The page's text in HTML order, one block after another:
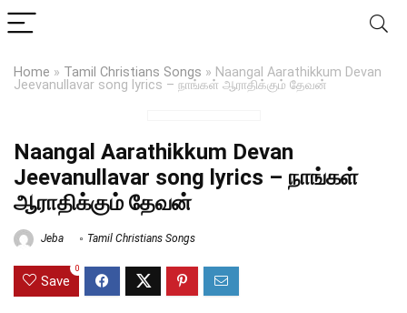
Home » Tamil Christians Songs » Naangal Aarathikkum Devan
Jeevanullavar song lyrics – நாங்கள் ஆராதிக்கும் தேவன்
Naangal Aarathikkum Devan
Jeevanullavar song lyrics – நாங்கள்
ஆராதிக்கும் தேவன்
Jeba Tamil Christians Songs
Save
0